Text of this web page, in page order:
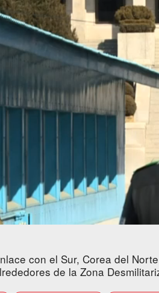
con el Sur, Corea del
de la Zona